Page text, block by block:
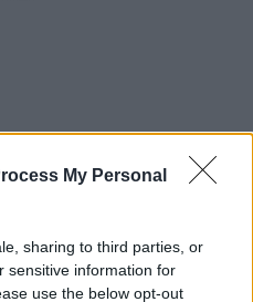
My Personal
sharing to third parties, or
sensitive information for
use the below opt-out